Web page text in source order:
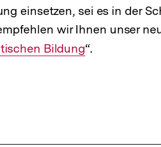
einsetzen, sei es in der
wir Ihnen unser
Bildung“.